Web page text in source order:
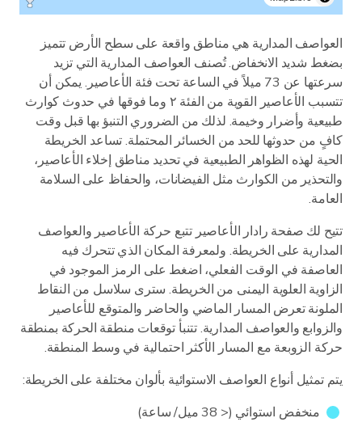
العواصف المدارية هي مناطق واقعة على سطح الأرض تتميز
بضغط شديد الانخفاض. تُصنف العواصف المدارية التي تزيد
سرعتها عن 73 ميلاً في الساعة تحت فئة الأعاصير. يمكن أن
تتسبب الأعاصير القوية من الفئة ٢ وما فوقها في حدوث كوارث
طبيعية وأضرار وخيمة. لذلك من الضروري التنبؤ بها قبل وقت
كافٍ من حدوثها للحد من الخسائر المحتملة. تساعد الخريطة
الحية لهذه الظواهر الطبيعية في تحديد مناطق إخلاء الأعاصير،
والتحذير من الكوارث مثل الفيضانات، والحفاظ على السلامة
العامة.
تتيح لك صفحة رادار الأعاصير تتبع حركة الأعاصير والعواصف
المدارية على الخريطة. ولمعرفة المكان الذي تتحرك فيه
العاصفة في الوقت الفعلي، اضغط على الرمز الموجود في
الزاوية العلوية اليمنى من الخريطة. سترى سلاسل من النقاط
الملونة تعرض المسار الماضي والحاضر والمتوقع للأعاصير
والزوابع والعواصف المدارية. تتنبأ توقعات منطقة الحركة بمنطقة
حركة الزوبعة مع المسار الأكثر احتمالية في وسط المنطقة.
يتم تمثيل أنواع العواصف الاستوائية بألوان مختلفة على الخريطة:
منخفض استوائي (< 38 ميل/ ساعة)